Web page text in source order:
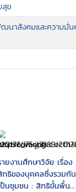
ข
ฒนาสังคมและความ
ยงานศึกษาวิจัย เรื่อง
ทธิของบุคคลซึ่งรวมกัน
ป็นชุมชน : สิทธิขั้นพื้น